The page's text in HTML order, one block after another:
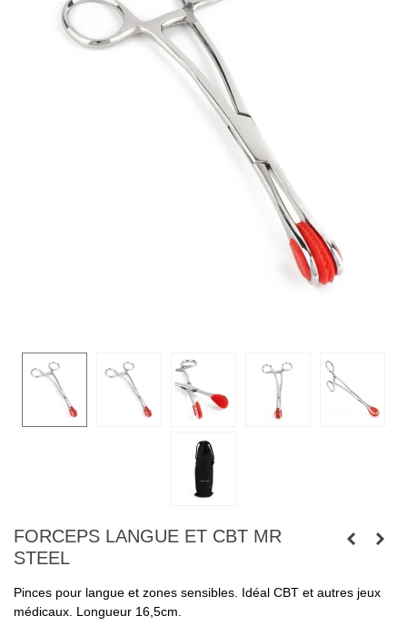
FORCEPS LANGUE ET CBT MR
STEEL
Pinces pour langue et zones sensibles. Idéal CBT et autres jeux
médicaux. Longueur 16,5cm.